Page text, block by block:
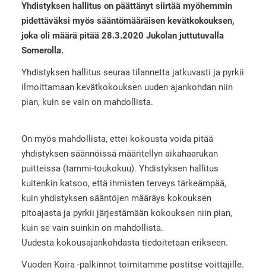
Yhdistyksen hallitus on päättänyt siirtää myöhemmin
pidettäväksi myös sääntömääräisen kevätkokouksen,
joka oli määrä pitää 28.3.2020 Jukolan juttutuvalla
Somerolla.
Yhdistyksen hallitus seuraa tilannetta jatkuvasti ja pyrkii
ilmoittamaan kevätkokouksen uuden ajankohdan niin
pian, kuin se vain on mahdollista.
On myös mahdollista, ettei kokousta voida pitää
yhdistyksen säännöissä määritellyn aikahaarukan
puitteissa (tammi-toukokuu). Yhdistyksen hallitus
kuitenkin katsoo, että ihmisten terveys tärkeämpää,
kuin yhdistyksen sääntöjen määräys kokouksen
pitoajasta ja pyrkii järjestämään kokouksen niin pian,
kuin se vain suinkin on mahdollista.
Uudesta kokousajankohdasta tiedoitetaan erikseen.
Vuoden Koira -palkinnot toimitamme postitse voittajille.